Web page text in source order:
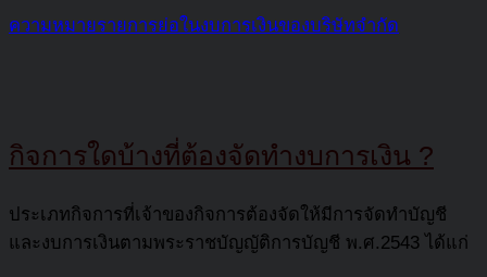
ความหมายรายการย่อในงบการเงินของบริษัทจำกัด
กิจการใดบ้างที่ต้องจัดทำงบการเงิน ?
ประเภทกิจการที่เจ้าของกิจการต้องจัดให้มีการจัดทำบัญชี
และงบการเงินตามพระราชบัญญัติการบัญชี พ.ศ.2543 ได้แก่